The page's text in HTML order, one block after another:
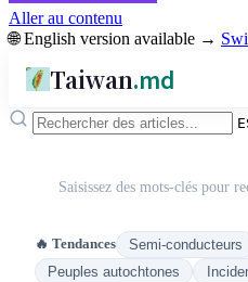
Aller au contenu
🌐 English version available →
Taiwan.md
Saisissez des mots-clés pour
🔥 Tendances Semi-conducteurs
Peuples autochtones